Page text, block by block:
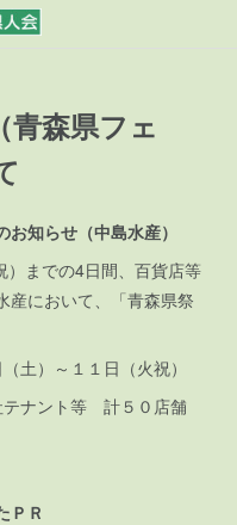
青森県フェ
お知らせ（中島水産）
までの4日間、百貨店等
産において、「青森県祭
）～１１日（火祝）
ナント等 計５０店舗
ＰＲ